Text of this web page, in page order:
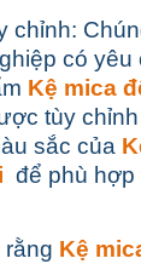
chỉnh:
có yêu
Kệ mica
tùy
sắc của
để phù
rằng Kệ